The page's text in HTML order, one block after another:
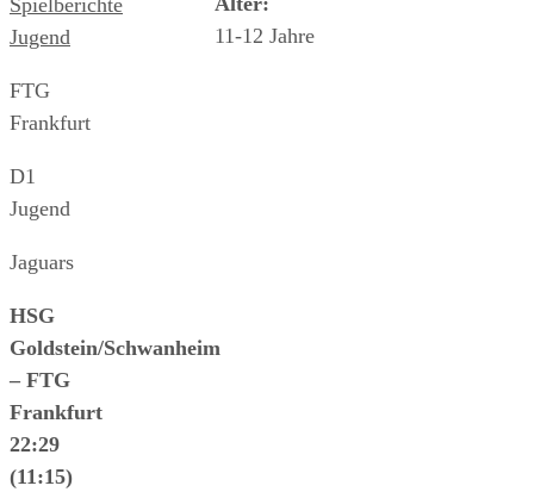
Jugend
FTG
Frankfurt
D1
Jugend
Jaguars
HSG
Goldstein/Schwanheim
– FTG
Frankfurt
22:29
(11:15)
11-12 Jahre